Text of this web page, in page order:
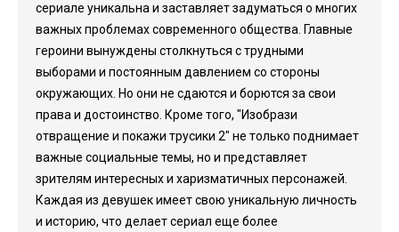
сериале уникальна и заставляет задуматься о многих
важных проблемах современного общества. Главные
героини вынуждены столкнуться с трудными
выборами и постоянным давлением со стороны
окружающих. Но они не сдаются и борются за свои
права и достоинство. Кроме того, "Изобрази
отвращение и покажи трусики 2" не только поднимает
важные социальные темы, но и представляет
зрителям интересных и харизматичных персонажей.
Каждая из девушек имеет свою уникальную личность
и историю, что делает сериал еще более